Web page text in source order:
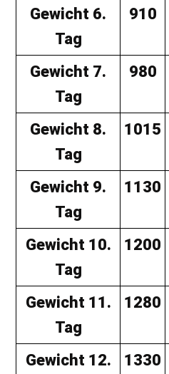
Gewicht 6.
Tag
910
Gewicht 7.
Tag
980
Gewicht 8.
Tag
1015
Gewicht 9.
Tag
1130
Gewicht 10.
Tag
1200
Gewicht 11.
Tag
1280
Gewicht 12.
1330